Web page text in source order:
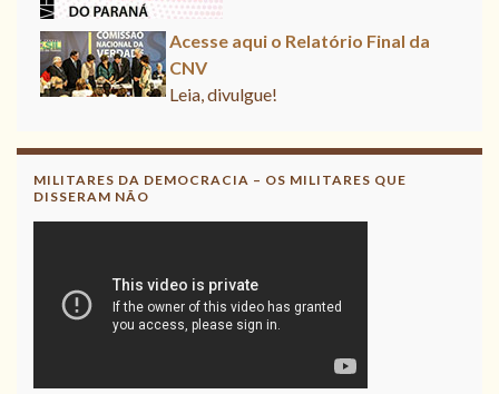
Acesse aqui o Relatório Final da
CNV
Leia, divulgue!
MILITARES DA DEMOCRACIA – OS MILITARES QUE
DISSERAM NÃO